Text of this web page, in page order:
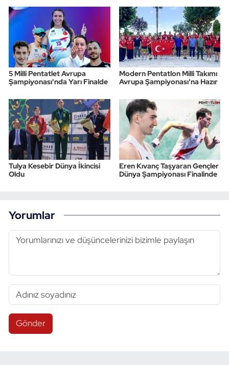
5 Milli Pentatlet Avrupa
Şampiyonası'nda Yarı Finalde
Modern Pentatlon Milli Takımı
Avrupa Şampiyonası'na Hazır
Tulya Kesebir Dünya İkincisi
Oldu
Eren Kıvanç Taşyaran Gençler
Dünya Şampiyonası Finalinde
Yorumlar
Gönder
Vücut Geliştirme Fitness
Wushu Kungfu
Yelken
Yüzme